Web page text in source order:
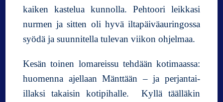
kaiken kastelua kunnolla. Pehtoori leikkasi
nurmen ja sitten oli hyvä iltapäiväauringossa
syödä ja suunnitella tulevan viikon ohjelmaa.
Kesän toinen lomareissu tehdään kotimaassa:
huomenna ajellaan Mänttään – ja perjantai-
illaksi takaisin kotipihalle. Kyllä täälläkin